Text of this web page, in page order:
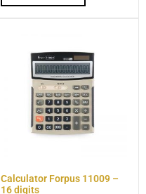
Calculator Forpus 11009 –
16 digits